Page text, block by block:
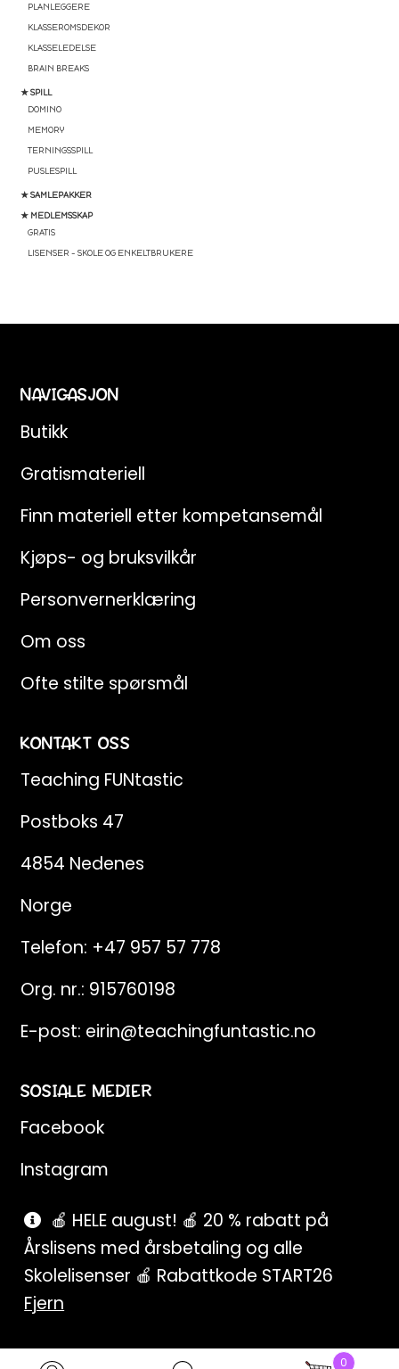
PLANLEGGERE
KLASSEROMSDEKOR
KLASSELEDELSE
BRAIN BREAKS
★ SPILL
DOMINO
MEMORY
TERNINGSSPILL
PUSLESPILL
★ SAMLEPAKKER
★ MEDLEMSSKAP
GRATIS
LISENSER – SKOLE OG ENKELTBRUKERE
NAVIGASJON
Butikk
Gratismateriell
Finn materiell etter kompetansemål
Kjøps- og bruksvilkår
Personvernerklæring
Om oss
Ofte stilte spørsmål
KONTAKT OSS
Teaching FUNtastic
Postboks 47
4854 Nedenes
Norge
Telefon: +47 957 57 778
Org. nr.: 915760198
E-post: eirin@teachingfuntastic.no
SOSIALE MEDIER
Facebook
Instagram
Pinterest
SnapChat
0
🍎 HELE august! 🍎 20 % rabatt på
Årslisens med årsbetaling og alle
Skolelisenser 🍎 Rabattkode START26
Fjern